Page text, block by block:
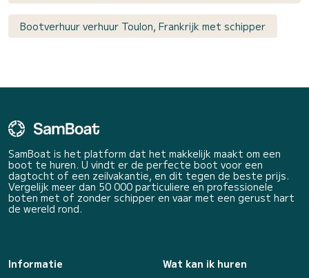
Bootverhuur verhuur Toulon, Frankrijk met schipper
SamBoat is het platform dat het makkelijk maakt om een
boot te huren. U vindt er de perfecte boot voor een
dagtocht of een zeilvakantie, en dit tegen de beste prijs.
Vergelijk meer dan 50 000 particuliere en professionele
boten met of zonder schipper en vaar met een gerust hart
de wereld rond.
Informatie
Wat kan ik huren